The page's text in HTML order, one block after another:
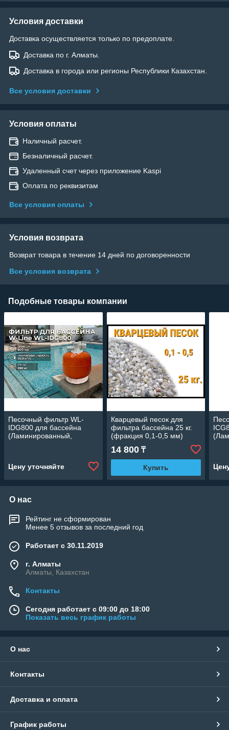
Условия доставки
Доставка осуществляется только по предоплате.
Доставка по г. Алматы.
Доставка в города или регионы Республики Казахстан.
Все условия доставки
Условия оплаты
Наличный расчет.
Безналичный расчет.
Удаленный счет через приложение Kaspi
Оплата по реквизитам
Все условия оплаты
Условия возврата
Возврат товара в течение 14 дней по договоренности
Все условия возврата
Подобные товары компании
Песочный фильтр WL-
IDG800 для бассейна
(Ламинированный,
Цену уточняйте
Кварцевый песок для
фильтра бассейна 25 кг.
(фракция 0,1-0,5 мм)
14 800₸
Купить
О нас
Рейтинг не сформирован
Менее 5 отзывов за последний год
Работает с 30.11.2019
г. Алматы
Алматы, Казахстан
Контакты
Сегодня работает с 09:00 до 18:00
Показать весь график работы
О нас
Контакты
Доставка и оплата
График работы